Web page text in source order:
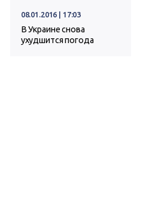
08.01.2016 | 17:03
В Украине снова
ухудшится погода